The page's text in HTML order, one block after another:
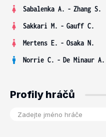
Sabalenka A. - Zhang S.
Sakkari M. - Gauff C.
Mertens E. - Osaka N.
Norrie C. - De Minaur A.
Profily hráčů